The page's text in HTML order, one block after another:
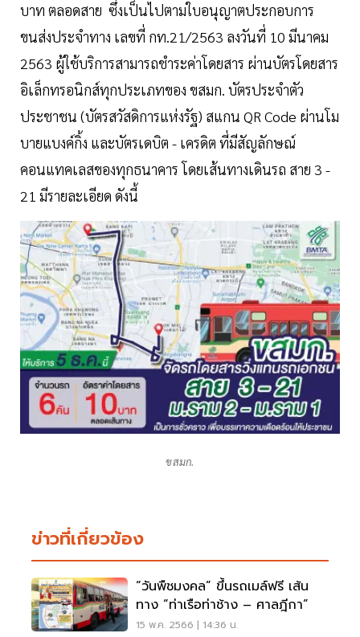
บาท ตลอดสาย ซึ่งเป็นไปตามใบอนุญาตประกอบการ
ขนส่งประจำทาง เลขที่ กท.21/2563 ลงวันที่ 10 มีนาคม
2563 ผู้ใช้บริการสามารถชำระค่าโดยสาร ผ่านบัตรโดยสาร
อิเล็กทรอนิกส์ทุกประเภทของ ขสมก. บัตรประจำตัว
ประชาชน (บัตรสวัสดิการแห่งรัฐ) สแกน QR Code ผ่านโม
บายแบงค์กิ้ง และบัตรเดบิต - เครดิต ที่มีสัญลักษณ์
คอนแทคเลสของทุกธนาคาร โดยเส้นทางเดินรถ สาย 3 -
21 มีรายละเอียด ดังนี้
ขสมก.
ข่าวที่เกี่ยวข้อง
“วันพืชมงคล” ขึ้นรถเมล์ฟรี เส้น
ทาง “ท่าเรือท่าช้าง – ศาลฎีกา”
15 พ.ค. 2566 | 14:36 น.